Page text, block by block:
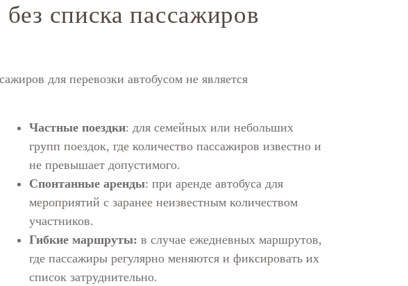
списка пассажиров
для перевозки автобусом не является
Частные поездки: для семейных или небольших
групп поездок, где количество пассажиров известно и
не превышает допустимого.
Спонтанные аренды: при аренде автобуса для
мероприятий с заранее неизвестным количеством
участников.
Гибкие маршруты: в случае ежедневных маршрутов,
где пассажиры регулярно меняются и фиксировать их
список затруднительно.